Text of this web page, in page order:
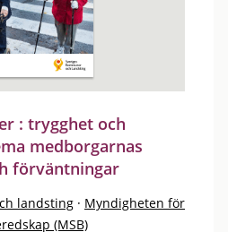
: trygghet och
medborgarnas
förväntningar
landsting · Myndigheten för
(MSB)